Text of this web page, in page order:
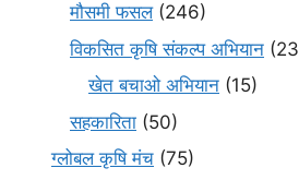
मौसमी फसल(246)
विकसित कृषि संकल्प अभियान
खेत बचाओ अभियान (15)
सहकारिता (50)
ग्लोबल कृषि मंच (75)